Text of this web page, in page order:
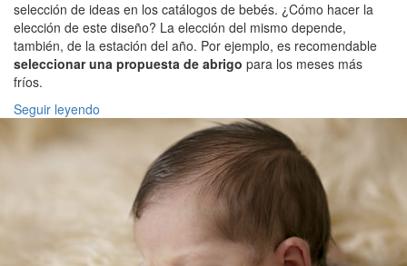
selección de ideas en los catálogos de bebés. ¿Cómo hacer la
elección de este diseño? La elección del mismo depende,
también, de la estación del año. Por ejemplo, es recomendable
seleccionar una propuesta de abrigo para los meses más
fríos.
Seguir leyendo